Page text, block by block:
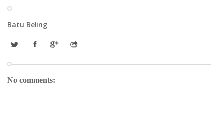
Batu Beling
No comments: